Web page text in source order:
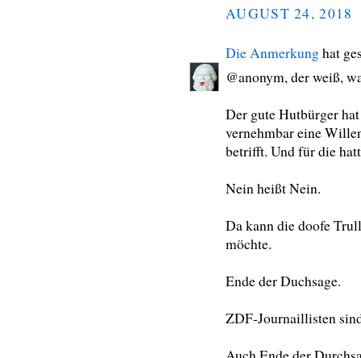
AUGUST 24, 2018
Die Anmerkunghat
@anonym, der weiß,
Der gute Hutbürger
vernehmbar eine
betrifft. Und für die
Nein heißt Nein.
Da kann die doofe
möchte.
Ende der Duchsage.
ZDF-Journaillisten